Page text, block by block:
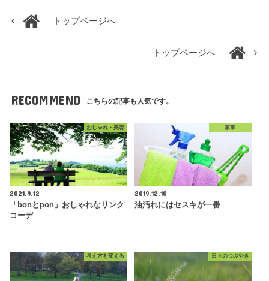
トップページへ
トップページへ
RECOMMEND こちらの記事も人気です。
おしゃれ・美容
2021.9.12
「bonとpon」おしゃれなリンク
コーデ
家事
2019.12.10
油汚れにはセスキが一番
考え方を変える 日々のつぶやき